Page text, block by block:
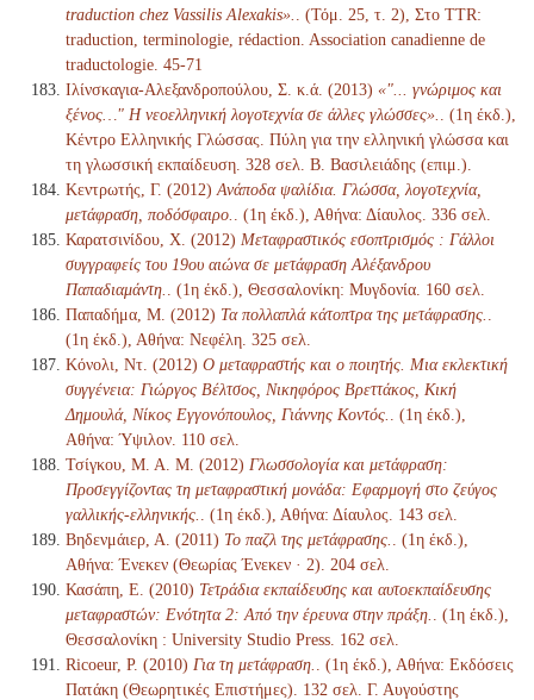
traduction chez Vassilis Alexakis».
. (Τόμ. 25, τ. 2), Στο TTR:
traduction, terminologie, rédaction. Association canadienne de
traductologie. 45-71
Ιλίνσκαγια-Αλεξανδροπούλου, Σ. κ.ά. (2013) «"... γνώριμος και
ξένος…" Η νεοελληνική λογοτεχνία σε άλλες γλώσσες».
. (1η έκδ.),
Κέντρο Ελληνικής Γλώσσας. Πύλη για την ελληνική γλώσσα και
τη γλωσσική εκπαίδευση. 328 σελ. Β. Βασιλειάδης (επιμ.).
Κεντρωτής, Γ. (2012) Ανάποδα ψαλίδια. Γλώσσα, λογοτεχνία,
μετάφραση, ποδόσφαιρο.
. (1η έκδ.), Αθήνα: Δίαυλος. 336 σελ.
Καρατσινίδου, Χ. (2012) Μεταφραστικός εσοπτρισμός : Γάλλοι
συγγραφείς του 19ου αιώνα σε μετάφραση Αλέξανδρου
Παπαδιαμάντη.
. (1η έκδ.), Θεσσαλονίκη: Μυγδονία. 160 σελ.
Παπαδήμα, Μ. (2012) Τα πολλαπλά κάτοπτρα της μετάφρασης.
(1η έκδ.), Αθήνα: Νεφέλη. 325 σελ.
Κόνολι, Ντ. (2012) Ο μεταφραστής και ο ποιητής. Μια εκλεκτική
συγγένεια: Γιώργος Βέλτσος, Νικηφόρος Βρεττάκος, Κική
Δημουλά, Νίκος Εγγονόπουλος, Γιάννης Κοντός.
. (1η έκδ.),
Αθήνα: Ύψιλον. 110 σελ.
Τσίγκου, Μ. Α. Μ. (2012) Γλωσσολογία και μετάφραση:
Προσεγγίζοντας τη μεταφραστική μονάδα: Εφαρμογή στο ζεύγος
γαλλικής-ελληνικής.
. (1η έκδ.), Αθήνα: Δίαυλος. 143 σελ.
Βηδενμάιερ, Α. (2011) Το παζλ της μετάφρασης.
. (1η έκδ.),
Αθήνα: Ένεκεν (Θεωρίας Ένεκεν · 2). 204 σελ.
Κασάπη, Ε. (2010) Τετράδια εκπαίδευσης και αυτοεκπαίδευσης
μεταφραστών: Ενότητα 2: Από την έρευνα στην πράξη.
. (1η έκδ.),
Θεσσαλονίκη : University Studio Press. 162 σελ.
Ricoeur, P. (2010) Για τη μετάφραση.
. (1η έκδ.), Αθήνα: Εκδόσεις
Πατάκη (Θεωρητικές Επιστήμες). 132 σελ. Γ. Αυγούστης